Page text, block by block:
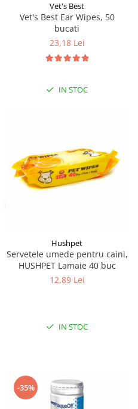
Vet's Best
Vet's Best Ear Wipes, 50
bucati
23,18 Lei
IN STOC
Hushpet
Servetele umede pentru caini,
HUSHPET Lamaie 40 buc
12,89 Lei
IN STOC
-35%